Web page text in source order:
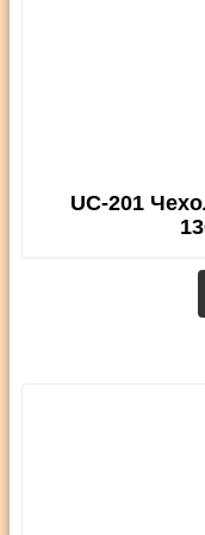
UC-201